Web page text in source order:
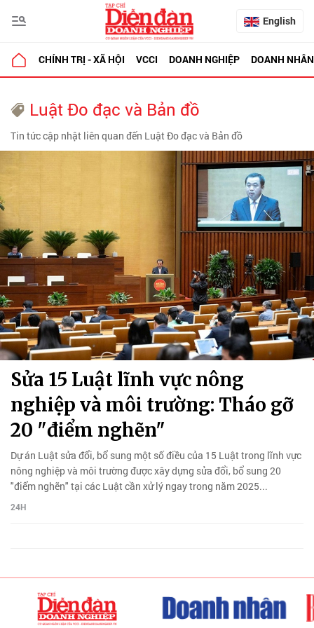
English
CHÍNH TRỊ - XÃ HỘI VCCI DOANH NGHIỆP DOANH NHÂN
Luật Đo đạc và Bản đồ
Tin tức cập nhật liên quan đến Luật Đo đạc và Bản đồ
Sửa 15 Luật lĩnh vực nông
nghiệp và môi trường: Tháo gỡ
20 "điểm nghẽn"
Dự án Luật sửa đổi, bổ sung một số điều của 15 Luật trong lĩnh vực
nông nghiệp và môi trường được xây dựng sửa đổi, bổ sung 20
"điểm nghẽn" tại các Luật cần xử lý ngay trong năm 2025...
24H